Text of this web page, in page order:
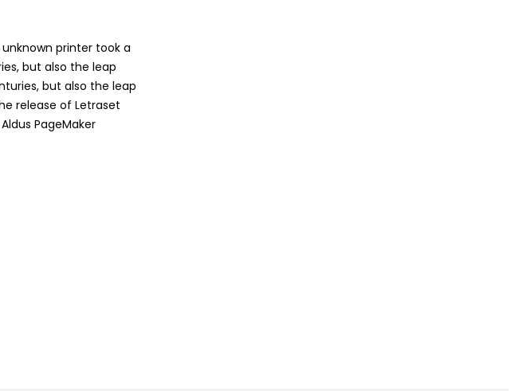
printer took a
but also the leap
but also the leap
release of Letraset
PageMaker